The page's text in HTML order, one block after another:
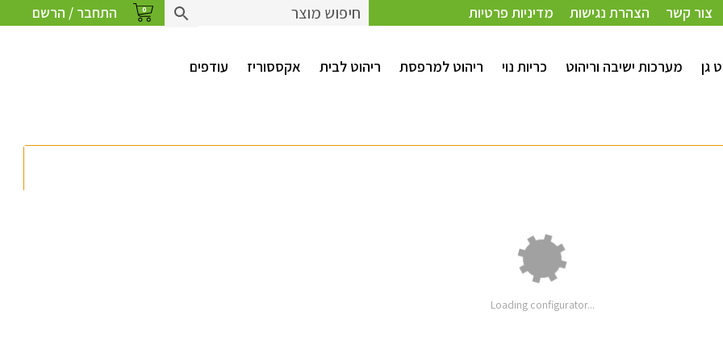
התחבר / הרשם 0 צור קשר הצהרת נגישות מדיניות פרטיות
גן מערכות ישיבה וריהוט כריות נוי ריהוט למרפסת ריהוט לבית אקססוריז עודפים
Loading configurator...